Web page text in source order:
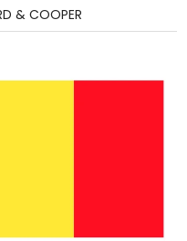
& COOPER